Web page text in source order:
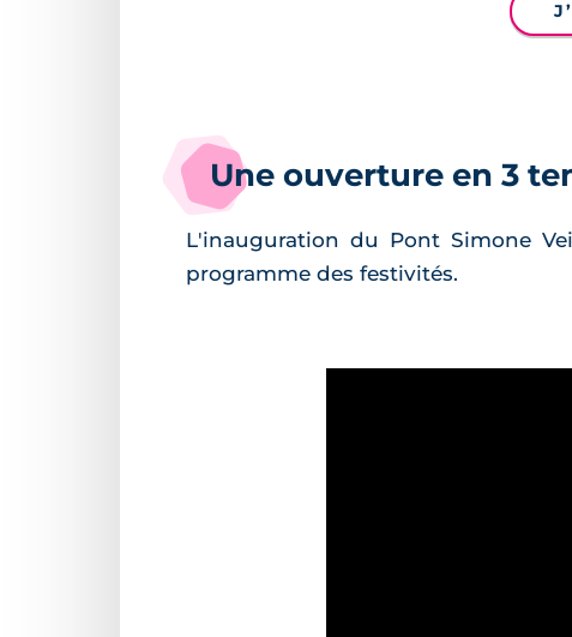
Une ouverture en 3
L'inauguration du Pont Simone
programme des festivités.